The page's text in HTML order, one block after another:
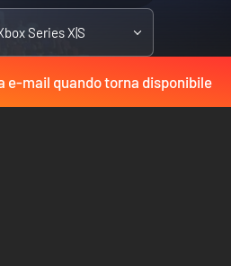
Series X|S
e-mail quando torna disponibile